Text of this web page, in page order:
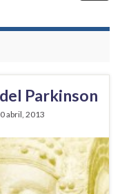
Parkinson
abril, 2013